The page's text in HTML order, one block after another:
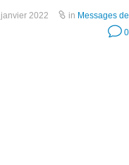
2022 in Messages de
0